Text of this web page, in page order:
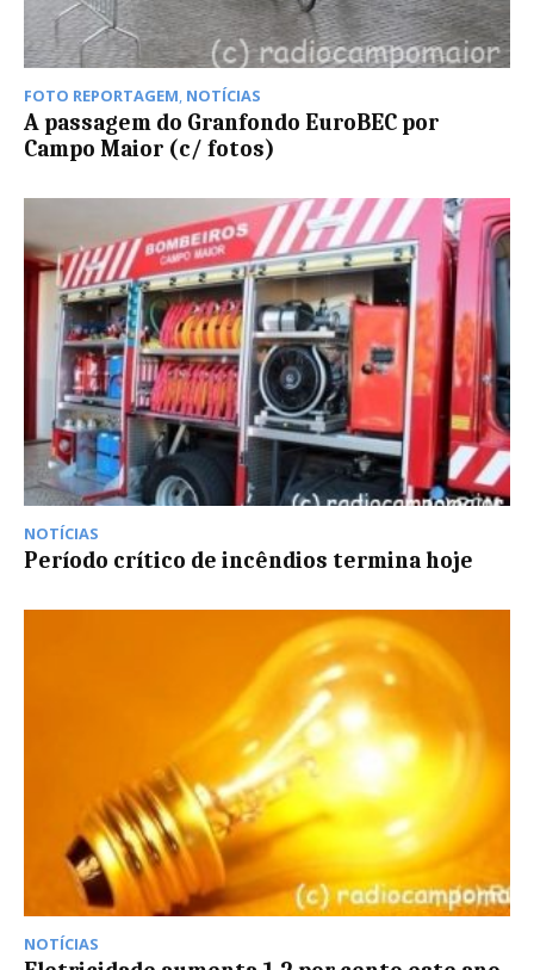
FOTO REPORTAGEM, NOTÍCIAS
A passagem do Granfondo EuroBEC por
Campo Maior (c/ fotos)
NOTÍCIAS
Período crítico de incêndios termina hoje
NOTÍCIAS